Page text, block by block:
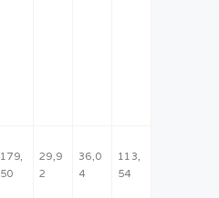
179,
50
29,9
2
36,0
4
113,
54